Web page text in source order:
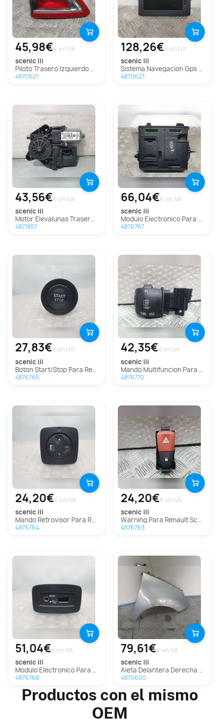
45,98€€ sin IVA
scenic iii
Piloto Trasero Izquierdo para Renault Scenic Iii
4870621
128,26€€ sin IVA
scenic iii
Sistema Navegacion Gps para Renault Scenic Iii
4870627
43,56€€ sin IVA
scenic iii
Motor Elevalunas Trasero Derecho Para Renault Scenic Iii
4871857
66,04€€ sin IVA
scenic iii
Modulo Electronico Para Renault Scenic Iii
4876767
27,83€€ sin IVA
scenic iii
Boton Start/Stop Para Renault Scenic Iii
4876765
42,35€€ sin IVA
scenic iii
Mando Multifuncion Para Renault Scenic Iii
4876770
24,20€€ sin IVA
scenic iii
Mando Retrovisor Para Renault Scenic Iii
4876764
24,20€€ sin IVA
scenic iii
Warning Para Renault Scenic Iii
4876763
51,04€€ sin IVA
scenic iii
Modulo Electronico Para Renault Scenic Iii
4876766
79,61€€ sin IVA
scenic iii
Aleta Delantera Derecha para Renault Scenic Iii
4870600
Productos con el mismo
OEM